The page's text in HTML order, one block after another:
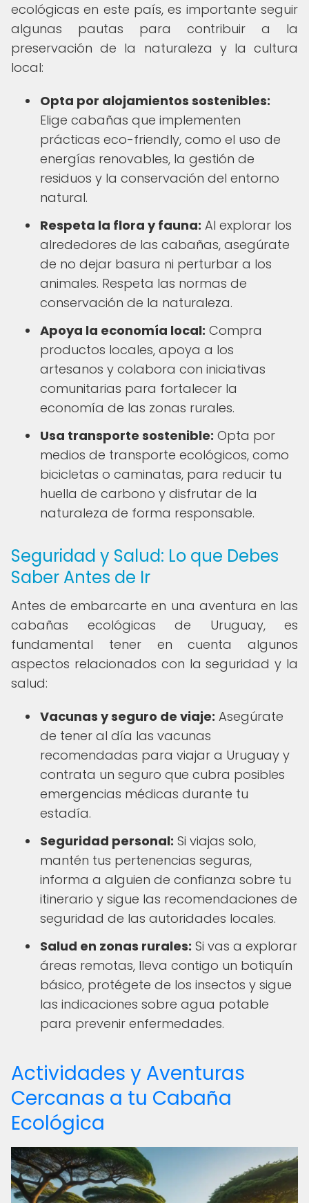
ecológicas en este país, es importante seguir
algunas pautas para contribuir a la
preservación de la naturaleza y la cultura
local:
Opta por alojamientos sostenibles:
Elige cabañas que implementen
prácticas eco-friendly, como el uso de
energías renovables, la gestión de
residuos y la conservación del entorno
natural.
Respeta la flora y fauna: Al explorar los
alrededores de las cabañas, asegúrate
de no dejar basura ni perturbar a los
animales. Respeta las normas de
conservación de la naturaleza.
Apoya la economía local: Compra
productos locales, apoya a los
artesanos y colabora con iniciativas
comunitarias para fortalecer la
economía de las zonas rurales.
Usa transporte sostenible: Opta por
medios de transporte ecológicos, como
bicicletas o caminatas, para reducir tu
huella de carbono y disfrutar de la
naturaleza de forma responsable.
Seguridad y Salud: Lo que Debes
Saber Antes de Ir
Antes de embarcarte en una aventura en las
cabañas ecológicas de Uruguay, es
fundamental tener en cuenta algunos
aspectos relacionados con la seguridad y la
salud:
Vacunas y seguro de viaje: Asegúrate
de tener al día las vacunas
recomendadas para viajar a Uruguay y
contrata un seguro que cubra posibles
emergencias médicas durante tu
estadía.
Seguridad personal: Si viajas solo,
mantén tus pertenencias seguras,
informa a alguien de confianza sobre tu
itinerario y sigue las recomendaciones de
seguridad de las autoridades locales.
Salud en zonas rurales: Si vas a explorar
áreas remotas, lleva contigo un botiquín
básico, protégete de los insectos y sigue
las indicaciones sobre agua potable
para prevenir enfermedades.
Actividades y Aventuras
Cercanas a tu Cabaña
Ecológica